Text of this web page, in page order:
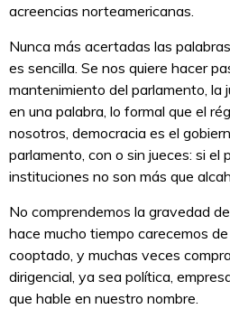
acreencias norteamericanas.
Nunca más acertadas las
es sencilla. Se nos quiere hacer
mantenimiento del parlamento, la
en una palabra, lo formal que el
nosotros, democracia es el
parlamento, con o sin jueces: si el
instituciones no son más que
No comprendemos la gravedad
hace mucho tiempo carecemos
cooptado, y muchas veces
dirigencial, ya sea política,
que hable en nuestro nombre.